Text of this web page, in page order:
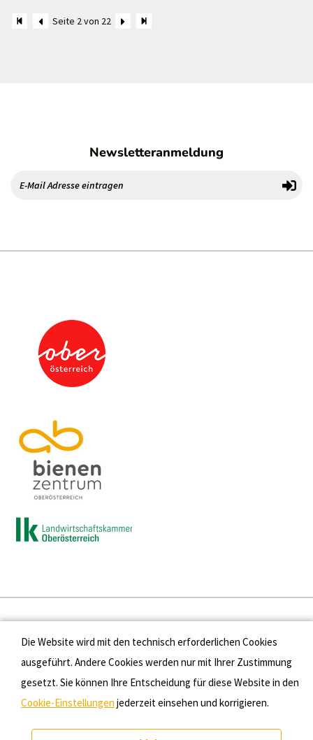
Seite 2 von 22
Newsletteranmeldung
Presse
Kontakt
Datenschutz
Die Website wird mit den technisch erforderlichen Cookies
ausgeführt. Andere Cookies werden nur mit Ihrer Zustimmung
gesetzt. Sie können Ihre Entscheidung für diese Website in den
Cookie-Einstellungen jederzeit einsehen und korrigieren.